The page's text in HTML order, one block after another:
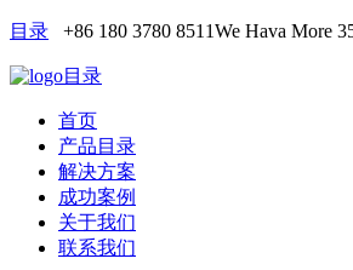
目录 +86 180 3780 8511We Hava More
目录
首页
产品目录
解决方案
成功案例
关于我们
联系我们